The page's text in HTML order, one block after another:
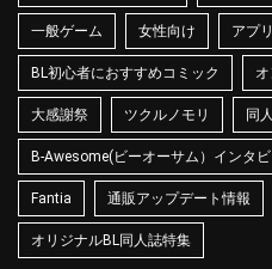
一般ゲーム 女性向け アプリ
BL初心者におすすめコミック
大感謝祭 ツクルノモリ 同
B-Awesome(ビーオーサム）インタ
Fantia 通販アップデート情報
オリジナルBL同人誌特集